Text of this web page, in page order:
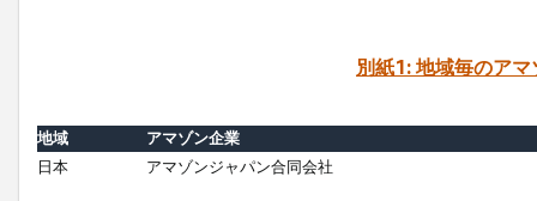
別紙1: 地域毎のア
地域
アマゾン企業
日本
アマゾンジャパン合同会社